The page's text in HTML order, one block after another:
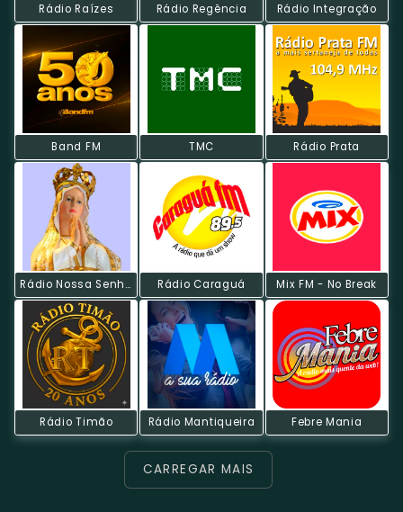
Rádio Raízes Rádio Regência Rádio Integração
Band FM TMC Rádio Prata
Rádio Nossa Senhora De Fátima Rádio Caraguá Mix FM - No Break
Rádio Timão Rádio Mantiqueira Febre Mania
CARREGAR MAIS